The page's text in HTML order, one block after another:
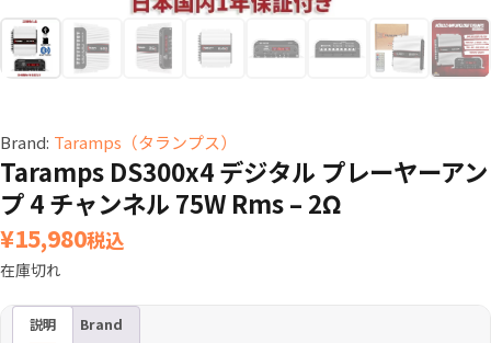
Brand: Taramps（タランプス）
Taramps DS300x4 デジタル プレーヤーアン
プ 4 チャンネル 75W Rms – 2Ω
¥15,980税込
在庫切れ
説明 Brand